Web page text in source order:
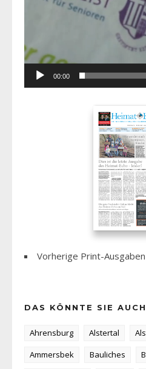
00:00
Vorherige Print-
DAS KÖNNTE SIE
Ahrensburg Alstertal
Ammersbek
Bauliches